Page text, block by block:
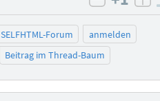
negativ
SELFHTML-Forum
anmelden
Beitrag im Thread-Baum